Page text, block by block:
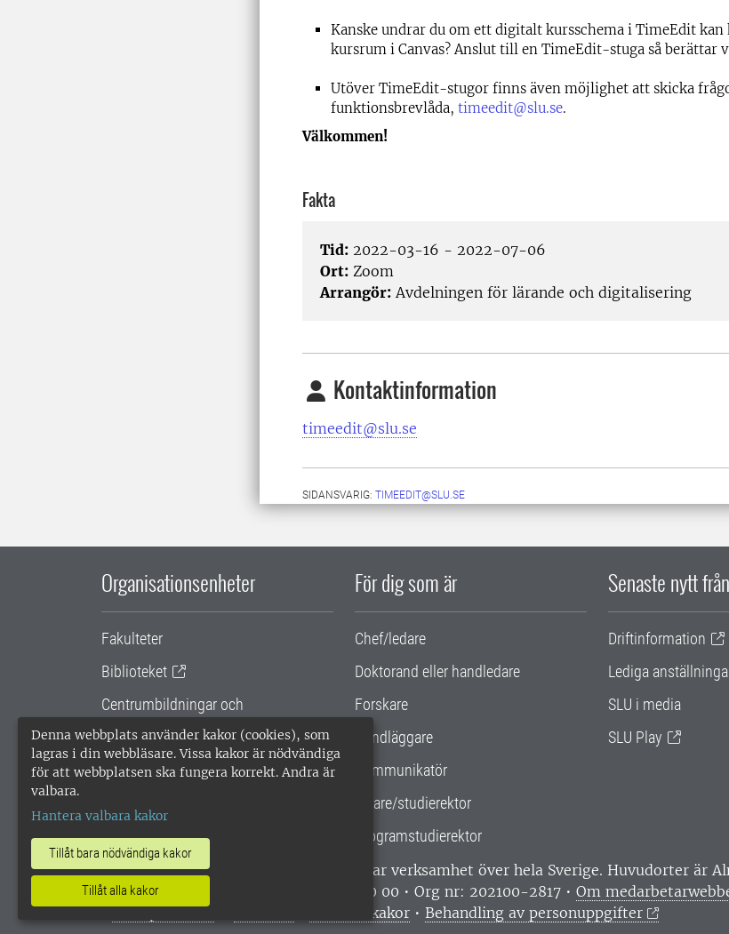
Denna webbplats använder kakor (cookies), som
lagras i din webbläsare. Vissa kakor är nödvändiga
för att webbplatsen ska fungera korrekt. Andra är
valbara.
Hantera valbara kakor
Tillåt bara nödvändiga kakor
Tillåt alla kakor
Kanske undrar du om ett digitalt kursschema i TimeEdit
kursrum i Canvas? Anslut till en TimeEdit-stuga så berättar
Utöver TimeEdit-stugor finns även möjlighet att skicka
funktionsbrevlåda, timeedit@slu.se.
Välkommen!
Fakta
Tid: 2022-03-16 - 2022-07-06
Ort: Zoom
Arrangör: Avdelningen för lärande och digitalisering
Kontaktinformation
timeedit@slu.se
SIDANSVARIG: TIMEEDIT@SLU.SE
Organisationsenheter
Fakulteter
Biblioteket
Centrumbildningar och
samarbetsprojekt
Gemensamma verksamhetsstödet
För dig som är
Chef/ledare
Doktorand eller handledare
Forskare
Handläggare
Kommunikatör
Lärare/studierektor
Programstudierektor
Senaste nytt från
Driftinformation
Lediga
SLU i media
SLU Play
SLU, Sveriges lantbruksuniversitet, har verksamhet över hela Sverige. Huvudorter är
enligt ISO 14001. •
Telefon: 018-67 10 00 • Org nr: 202100-2817 • Om
webbplatser
Hantera kakor •Behandling av personuppgifter